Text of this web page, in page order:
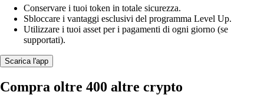
Conservare i tuoi token in totale sicurezza.
Sbloccare i vantaggi esclusivi del programma Level Up.
Utilizzare i tuoi asset per i pagamenti di ogni giorno (se
supportati).
Scarica l'app
Compra oltre 400 altre crypto